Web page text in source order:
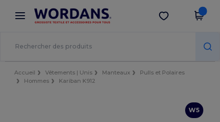
× Appli Wordans
Meilleurs prix sur l’app !
Obtenir l'appli
Accueil Vêtements | Unis Manteaux
Pulls et Polaires
Hommes
Kariban K912
W5